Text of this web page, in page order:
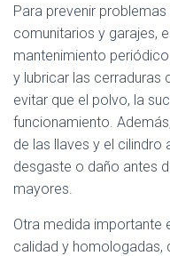
Para prevenir
comunitarios y garajes,
mantenimiento
y lubricar las
evitar que el polvo, la
funcionamiento.
de las llaves y el
desgaste o daño antes
mayores.
Otra medida importante
calidad y homologadas,